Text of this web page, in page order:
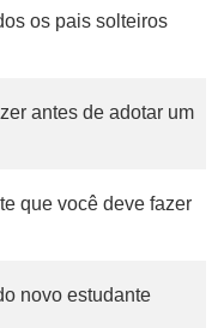
os pais solteiros
antes de adotar um
que você deve fazer
novo estudante